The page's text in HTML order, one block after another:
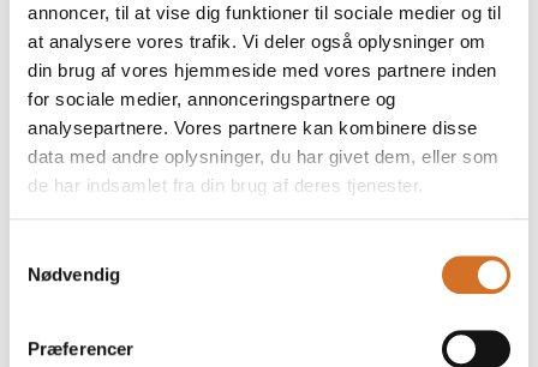
annoncer, til at vise dig funktioner til sociale medier og til
at analysere vores trafik. Vi deler også oplysninger om
din brug af vores hjemmeside med vores partnere inden
for sociale medier, annonceringspartnere og
analysepartnere. Vores partnere kan kombinere disse
data med andre oplysninger, du har givet dem, eller som
de har indsamlet fra din brug af deres tjenester.
Nødvendig
Præferencer
Foodexpo
Produktet er medbragt på messen
Dette produkt kan opleves på udstillerens stand på messen